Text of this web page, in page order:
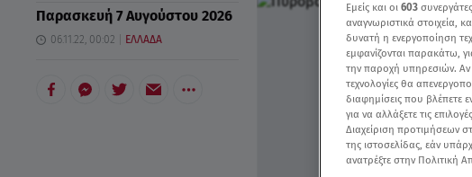
Παρασκευή 7 Αυγούστου 2026
06.11.22, 00:02 ΕΛΛΑΔΑ
Εμείς και οι 603
αναγνωριστικά στοιχεία,
δυνατή η ενεργοποίηση
εμφανίζονται παρακάτω,
την παροχή υπηρεσιών.
τεχνολογίες θα
διαφημίσεις που βλέπετε
για να αλλάξετε τις
Διαχείριση προτιμήσεων
της ιστοσελίδας, εάν
ανατρέξτε στην Πολιτική